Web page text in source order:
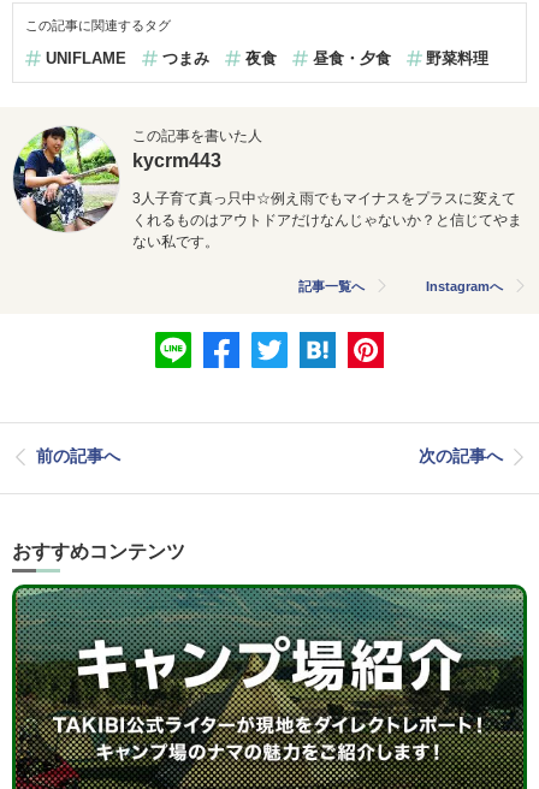
この記事に関連するタグ
UNIFLAME つまみ 夜食 昼食・夕食 野菜料理
この記事を書いた人
kycrm443
3人子育て真っ只中☆例え雨でもマイナスをプラスに変えて
くれるものはアウトドアだけなんじゃないか？と信じてやま
ない私です。
記事一覧へ Instagramへ
前の記事へ 次の記事へ
おすすめコンテンツ